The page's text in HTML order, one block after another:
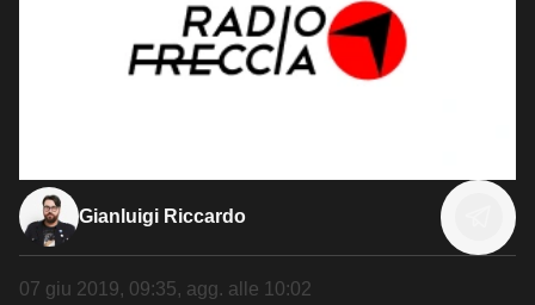
Gianluigi Riccardo
07 giu 2019, 09:35, agg. alle 10:02